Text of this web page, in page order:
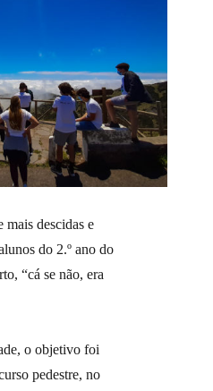
mais descidas e
do 2.º ano do
“cá se não, era
o objetivo foi
pedestre, no